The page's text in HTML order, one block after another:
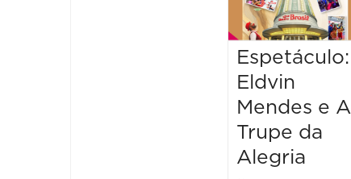
Espetáculo:
Eldvin
Mendes e A
Trupe da
Alegria